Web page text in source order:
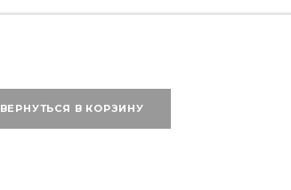
ВЕРНУТЬСЯ В КОРЗИНУ